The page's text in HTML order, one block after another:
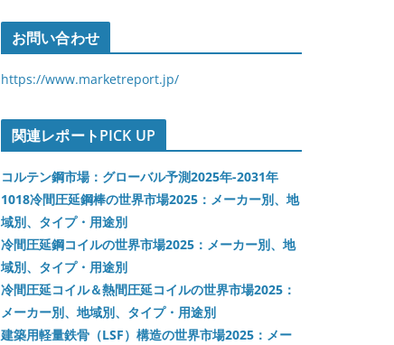
お問い合わせ
https://www.marketreport.jp/
関連レポートPICK UP
コルテン鋼市場：グローバル予測2025年-2031年
1018冷間圧延鋼棒の世界市場2025：メーカー別、地
域別、タイプ・用途別
冷間圧延鋼コイルの世界市場2025：メーカー別、地
域別、タイプ・用途別
冷間圧延コイル＆熱間圧延コイルの世界市場2025：
メーカー別、地域別、タイプ・用途別
建築用軽量鉄骨（LSF）構造の世界市場2025：メー